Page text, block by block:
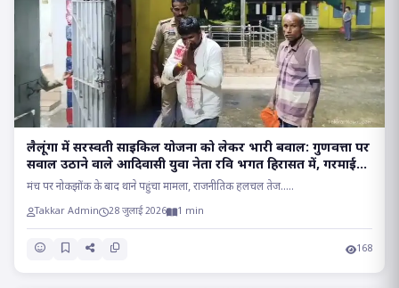
लैलूंगा में सरस्वती साइकिल योजना को लेकर भारी बवाल: गुणवत्ता पर
सवाल उठाने वाले आदिवासी युवा नेता रवि भगत हिरासत में, गरमाई
सियासत..
मंच पर नोकझोंक के बाद थाने पहुंचा मामला, राजनीतिक हलचल तेज.....
Takkar Admin 28 जुलाई 2026 1 min
168